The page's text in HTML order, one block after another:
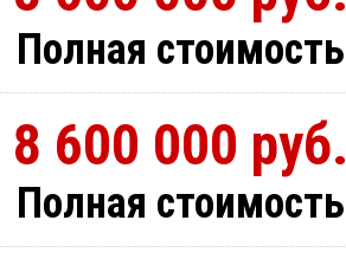
Полная стоимость
8 600 000 руб.
Полная стоимость